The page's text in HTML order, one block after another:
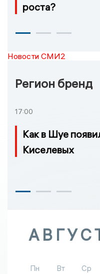
роста?
Новости СМИ2
Регион бренд
17:00
Как в Шуе
Киселевых
Пн Вт Ср